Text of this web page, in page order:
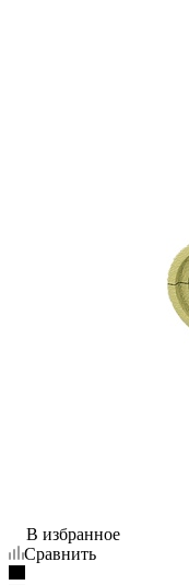
В избранное
Сравнить